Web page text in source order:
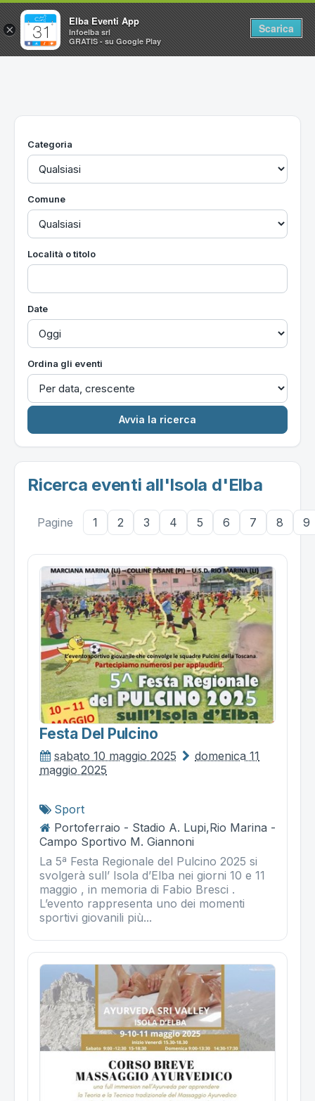
Home
Utilità
Categoria
Comune
Località o titolo
Date
Ordina gli eventi
Ricerca eventi all'Isola d'Elba
Pagine 1 2 3 4 5 6 7 8 9
Festa Del Pulcino
sabato 10 maggio 2025
domenica 11
maggio 2025
Sport
Portoferraio - Stadio A. Lupi,Rio Marina -
Campo Sportivo M. Giannoni
La 5ª Festa Regionale del Pulcino 2025 si
svolgerà sull’ Isola d’Elba nei giorni 10 e 11
maggio , in memoria di Fabio Bresci .
L’evento rappresenta uno dei momenti
sportivi giovanili più...
×
Elba Eventi App
Infoelba srl
GRATIS - su Google Play
Scarica